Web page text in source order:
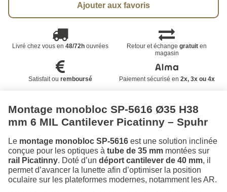
Ajouter aux favoris
Livré chez vous en 48/72houvrées Retour et échangegratuit en
magasin
Satisfait ou remboursé Paiement sécurisé en 2x, 3x ou 4x
Montage monobloc SP-5616 Ø35 H38
mm 6 MIL Cantilever Picatinny – Spuhr
Le montage monobloc SP-5616 est une solution inclinée
conçue pour les optiques à tube de 35 mm montées sur
rail Picatinny. Doté d’un déport cantilever de 40 mm, il
permet d’avancer la lunette afin d’optimiser la position
oculaire sur les plateformes modernes, notamment les AR.